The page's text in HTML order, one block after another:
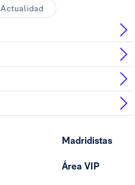
Actualidad
Madridistas
Área VIP